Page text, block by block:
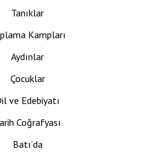
Tanıklar
Kampları
Aydınlar
Çocuklar
ve Edebiyatı
Coğrafyası
Batı’da